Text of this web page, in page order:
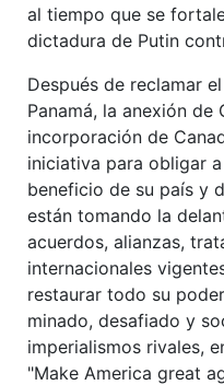
al tiempo que se
dictadura de Putin
Después de reclamar
Panamá, la anexión de
incorporación de
iniciativa para obligar
beneficio de su país y
están tomando la
acuerdos, alianzas,
internacionales
restaurar todo su
minado, desafiado y
imperialismos rivales,
"Make America great